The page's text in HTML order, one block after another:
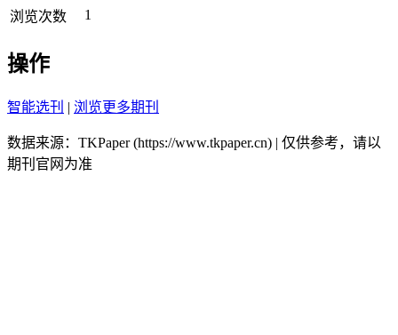
浏览次数
1
操作
智能选刊 | 浏览更多期刊
数据来源：TKPaper (https://www.tkpaper.cn) | 仅供参考，请以
期刊官网为准